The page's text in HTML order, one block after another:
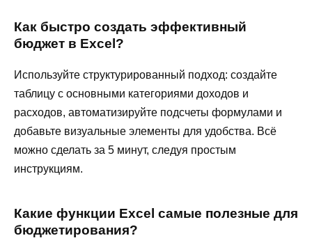
Как быстро создать эффективный
бюджет в Excel?
Используйте структурированный подход: создайте
таблицу с основными категориями доходов и
расходов, автоматизируйте подсчеты формулами и
добавьте визуальные элементы для удобства. Всё
можно сделать за 5 минут, следуя простым
инструкциям.
Какие функции Excel самые полезные для
бюджетирования?